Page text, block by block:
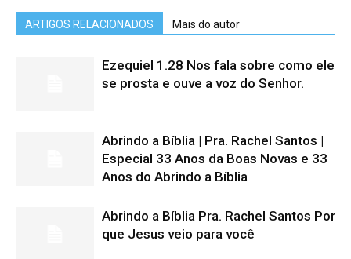
ARTIGOS RELACIONADOS Mais do autor
Ezequiel 1.28 Nos fala sobre como ele
se prosta e ouve a voz do Senhor.
Abrindo a Bíblia | Pra. Rachel Santos |
Especial 33 Anos da Boas Novas e 33
Anos do Abrindo a Bíblia
Abrindo a Bíblia Pra. Rachel Santos Por
que Jesus veio para você